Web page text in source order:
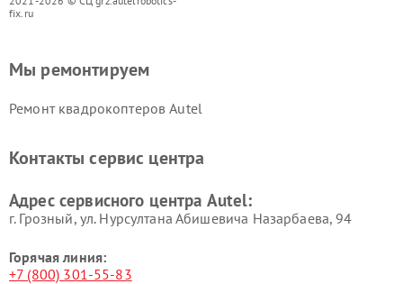
fix.ru
Мы ремонтируем
Ремонт квадрокоптеров Autel
Контакты сервис центра
Адрес сервисного центра Autel:
г. Грозный, ул. Нурсултана Абишевича Назарбаева, 94
Горячая линия:
+7 (800) 301-55-83